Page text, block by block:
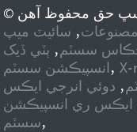
, سائيٽ ميپ
سسٽم, ٻٽي ڏيک X-ray
انسپيڪشن سسٽم,
, دوئي انرجي ايڪس
ايڪس ري انسپيڪشن
سسٽم,